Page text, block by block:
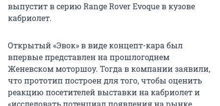
выпустит в серию Range Rover Evoque в кузове
кабриолет.
Открытый «Эвок» в виде концепт-кара был
впервые представлен на прошлогоднем
Женевском моторшоу. Тогда в компании заявили,
что прототип построен для того, чтобы оценить
реакцию посетителей выставки на кабриолет и
«исследовать потенциал появления на рынке